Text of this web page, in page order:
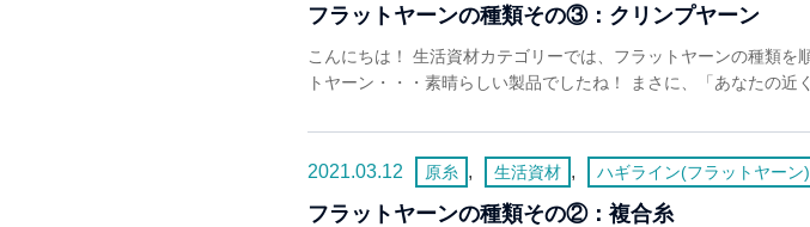
フラットヤーンの種類その③：クリンプヤーン
こんにちは！ 生活資材カテゴリーでは、フラットヤーンの種類
トヤーン・・・素晴らしい製品でしたね！ まさに、「あなた
2021.03.12 原糸 , 生活資材 , ハギライン(フラットヤーン)
フラットヤーンの種類その②：複合糸